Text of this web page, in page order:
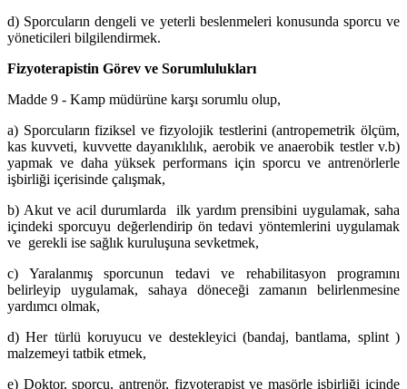
d) Sporcuların dengeli ve yeterli beslenmeleri konusunda sporcu ve
yöneticileri bilgilendirmek.
Fizyoterapistin Görev ve Sorumlulukları
Madde 9 - Kamp müdürüne karşı sorumlu olup,
a) Sporcuların fiziksel ve fizyolojik testlerini (antropemetrik ölçüm,
kas kuvveti, kuvvette dayanıklılık, aerobik ve anaerobik testler v.b)
yapmak ve daha yüksek performans için sporcu ve antrenörlerle
işbirliği içerisinde çalışmak,
b) Akut ve acil durumlarda ilk yardım prensibini uygulamak, saha
içindeki sporcuyu değerlendirip ön tedavi yöntemlerini uygulamak
ve gerekli ise sağlık kuruluşuna sevketmek,
c) Yaralanmış sporcunun tedavi ve rehabilitasyon programını
belirleyip uygulamak, sahaya döneceği zamanın belirlenmesine
yardımcı olmak,
d) Her türlü koruyucu ve destekleyici (bandaj, bantlama, splint )
malzemeyi tatbik etmek,
e) Doktor, sporcu, antrenör, fizyoterapist ve masörle işbirliği içinde